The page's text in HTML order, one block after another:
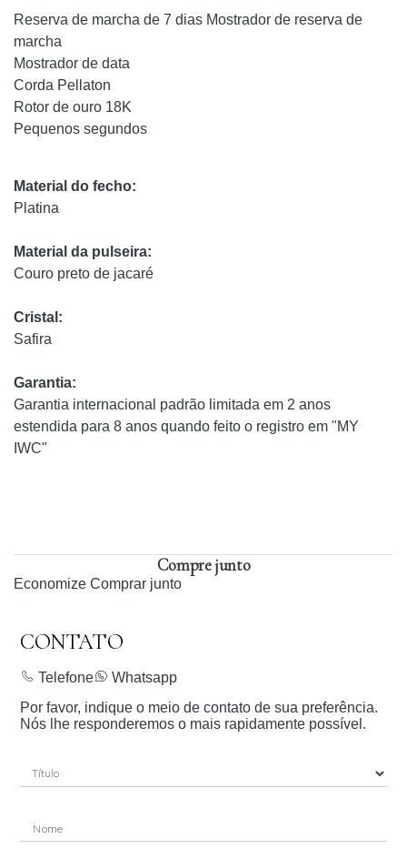
Reserva de marcha de 7 dias Mostrador de reserva de
marcha
Mostrador de data
Corda Pellaton
Rotor de ouro 18K
Pequenos segundos
Material do fecho:
Platina
Material da pulseira:
Couro preto de jacaré
Cristal:
Safira
Garantia:
Garantia internacional padrão limitada em 2 anos
estendida para 8 anos quando feito o registro em "MY
IWC"
Compre junto
Economize Comprar junto
CONTATO
Telefone
Whatsapp
Por favor, indique o meio de contato de sua preferência.
Nós lhe responderemos o mais rapidamente possível.
Nome